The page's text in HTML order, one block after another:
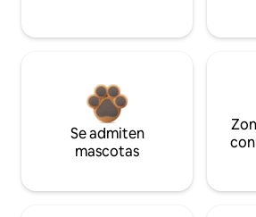
Se admiten
mascotas